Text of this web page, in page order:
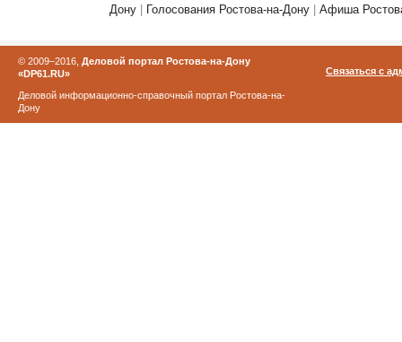
Дону
Голосования Ростова-на-Дону Афиша
© 2009–2016, Деловой портал Ростова-на-Дону
«DP61.RU»
Деловой информационно-справочный портал Ростова-на-
Дону
Связаться с